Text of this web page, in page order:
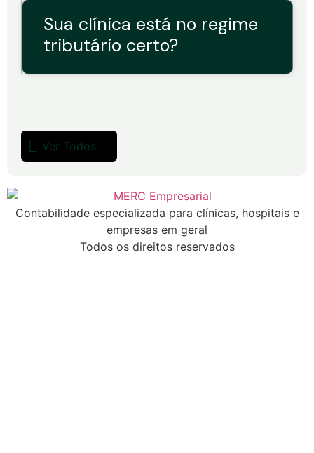
Sua clínica está no regime
tributário certo?
Ver Todos
Contabilidade especializada para clínicas, hospitais e
empresas em geral
Todos os direitos reservados